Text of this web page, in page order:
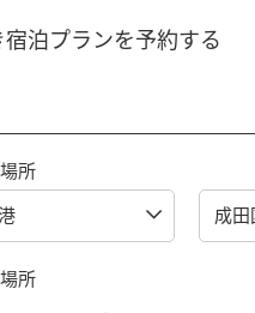
宿泊プランを予約する
所
所